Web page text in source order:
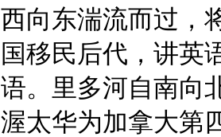
西向东湍流而过，
国移民后代，讲英
语。里多河自南向
渥太华为加拿大第